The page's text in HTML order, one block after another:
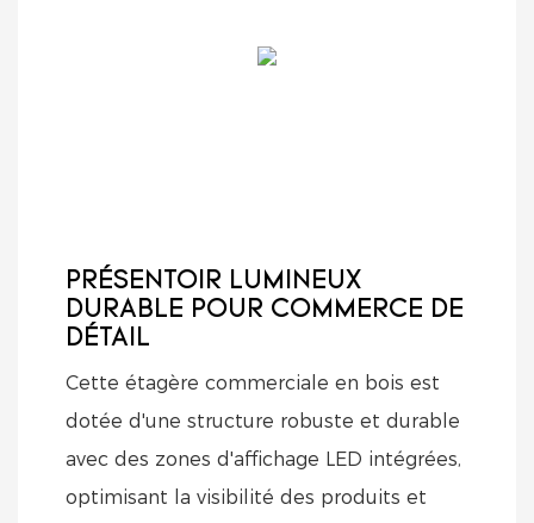
PRÉSENTOIR LUMINEUX
DURABLE POUR COMMERCE DE
DÉTAIL
Cette étagère commerciale en bois est
dotée d'une structure robuste et durable
avec des zones d'affichage LED intégrées,
optimisant la visibilité des produits et